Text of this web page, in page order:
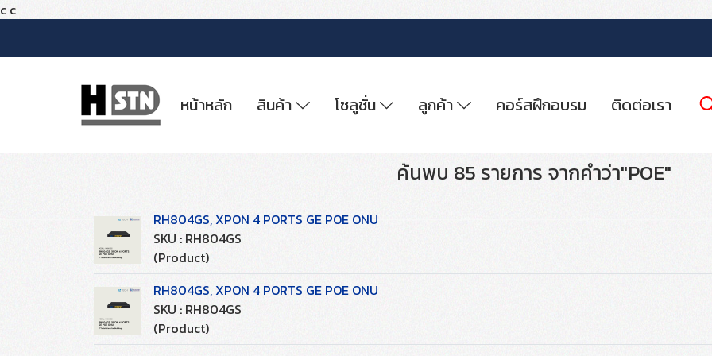
c c
หน้าหลัก สินค้า โซลูชั่น ลูกค้า คอร์สฝึกอบรม ติดต่อเรา
ค้นพบ 85 รายการ จากคำว่า"POE"
RH804GS, XPON 4 PORTS GE POE ONU
SKU : RH804GS
(Product)
RH804GS, XPON 4 PORTS GE POE ONU
SKU : RH804GS
(Product)